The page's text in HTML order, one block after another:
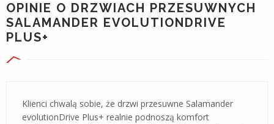
OPINIE O DRZWIACH PRZESUWNYCH
SALAMANDER EVOLUTIONDRIVE
PLUS+
Klienci chwalą sobie, że drzwi przesuwne Salamander
evolutionDrive Plus+ realnie podnoszą komfort